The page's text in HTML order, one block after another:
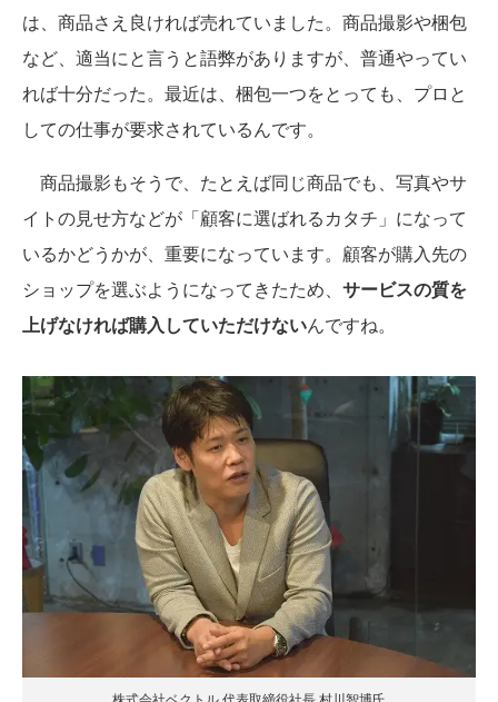
は、商品さえ良ければ売れていました。商品撮影や梱包
など、適当にと言うと語弊がありますが、普通やってい
れば十分だった。最近は、梱包一つをとっても、プロと
しての仕事が要求されているんです。
商品撮影もそうで、たとえば同じ商品でも、写真やサ
イトの見せ方などが「顧客に選ばれるカタチ」になって
いるかどうかが、重要になっています。顧客が購入先の
ショップを選ぶようになってきたため、 サービスの質を
上げなければ購入していただけないんですね。